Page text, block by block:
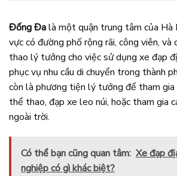
Đống Đalà một quận trung tâm của Hà
vực có đường phố rộng rãi, công viên, và
thao lý tưởng cho việc sử dụng xe đạp
phục vụ nhu cầu di chuyển trong thành
còn là phương tiện lý tưởng để tham gia
thể thao, đạp xe leo núi, hoặc tham gia
ngoài trời.
Có thể bạn cũng quan tâm: Xe đạp
nghiệp có gì khác biệt?